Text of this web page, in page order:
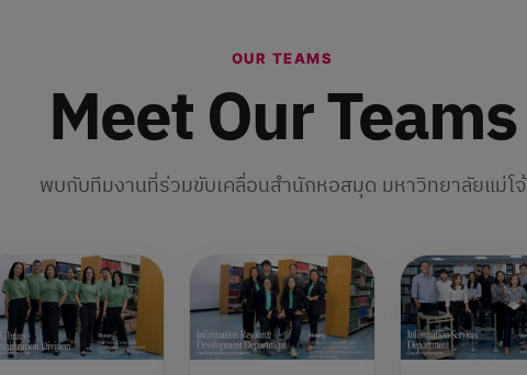
OUR TEAMS
Meet Our Teams
พบกับทีมงานที่ร่วมขับเคลื่อนสำนักหอสมุด มหาวิทยาลัยแม่โจ้